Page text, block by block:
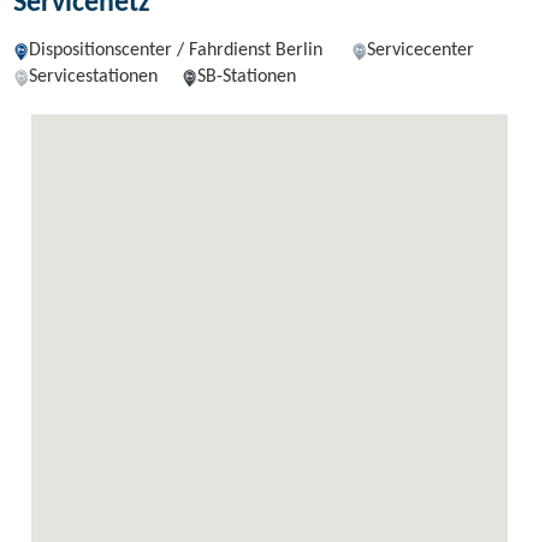
Dispositionscenter / Fahrdienst Berlin
Servicecenter
Servicestationen
SB-Stationen